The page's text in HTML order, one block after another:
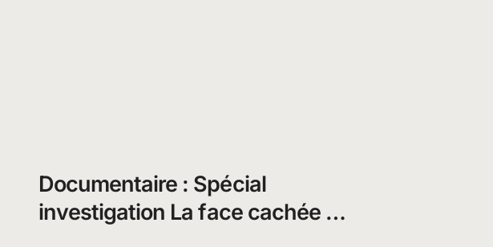
Documentaire : Spécial
investigation La face cachée de